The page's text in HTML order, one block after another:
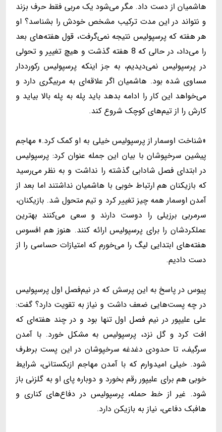
هاشمیان از دست داد. مگر می‌شود یک مربی فقط حرف بزند
و نتواند در این مدت ترکیب مشخص خودش را بشناسد؟ او
هر هفته که پرسپولیس نتیجه نمی‌گرفت، قول هفته‌های بعد
را می‌داد، در حالی که 8 هفته گذشت و هیچ تغییر و تحولی
در پرسپولیس نمی‌دیدیم، به جز اینکه پرسپولیس رکورددار
مساوی شده بود. هاشمیان اگر علاقه‌ای به مربیگری دارد و
می‌خواهد این کار را ادامه بدهد باید پله به پله بالا بیاید و
کارش را از تیم‌های کوچک شروع کند.
«شناخت اوسمار از پرسپولیس خیلی به او کمک کرد.» مهاجم
پیشین سرخپوشان با بیان این جمله عنوان کرد: پرسپولیس
در ابتدای فصل شادابی گذشته را نداشت و به نظر می‌رسید
که بازیکنان هم ارتباط خوبی با هاشمیان نداشتند اما بعد از
آمدن اوسمار همه چیز تغییر کرد و تیم متحول شد. بازیکنان،
سرمربی برزیلی را دوست دارند و سعی می‌کنند بهترین
عملکردشان را برای پرسپولیس ارائه کنند. هنوز هم افسوس
هفته‌های ابتدایی لیگ را می‌خورم که امتیازات حساسی را از
دست دادیم.
پیوس در پاسخ به این پرسش که در نیم‌فصل اول پرسپولیس
در چه پست‌هایی ضعف داشت و نیاز به تقویت دارد؟ گفت:
علی علیپور در نیم فصل اول تنها بود و در چند هفته‌ای که
افت کرد و گل نزد، پرسپولیس به مشکل خورد. با آمدن
سرگیف، تا حدودی دغدغه‌ سرخپوشان در این پست برطرف
شود. خیلی امیدوارم که با آمدن مهاجم ازبکستانی، شرایط
خوبی هم برای علیپور رقم بخورد و دوباره پای او به گلزنی باز
شود. غیر از خط حمله، پرسپولیس در دفاع‌های کناری و
هافبک دفاعی، نیاز به بازیکن دارد.